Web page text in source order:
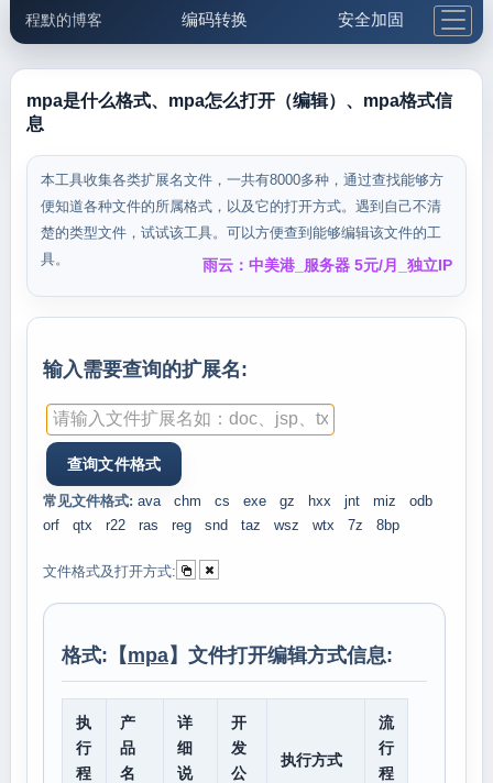
程默的博客 编码转换 安全加固
邮件工具 生活便民 更多工具
mpa是什么格式、mpa怎么打开（编辑）、mpa格式信
息
本工具收集各类扩展名文件，一共有8000多种，通过查找能够方
便知道各种文件的所属格式，以及它的打开方式。遇到自己不清
楚的类型文件，试试该工具。可以方便查到能够编辑该文件的工
具。
雨云：中美港_服务器 5元/月_独立IP
输入需要查询的扩展名:
常见文件格式: ava chm cs exe gz hxx jnt miz
odb
orf
qtx r22 ras reg snd taz wsz wtx 7z 8bp
文件格式及打开方式:
格式:【mpa】文件打开编辑方式信息:
执
行
程
产
品
名
详
细
说
开
发
公
执行方式
流
行
程